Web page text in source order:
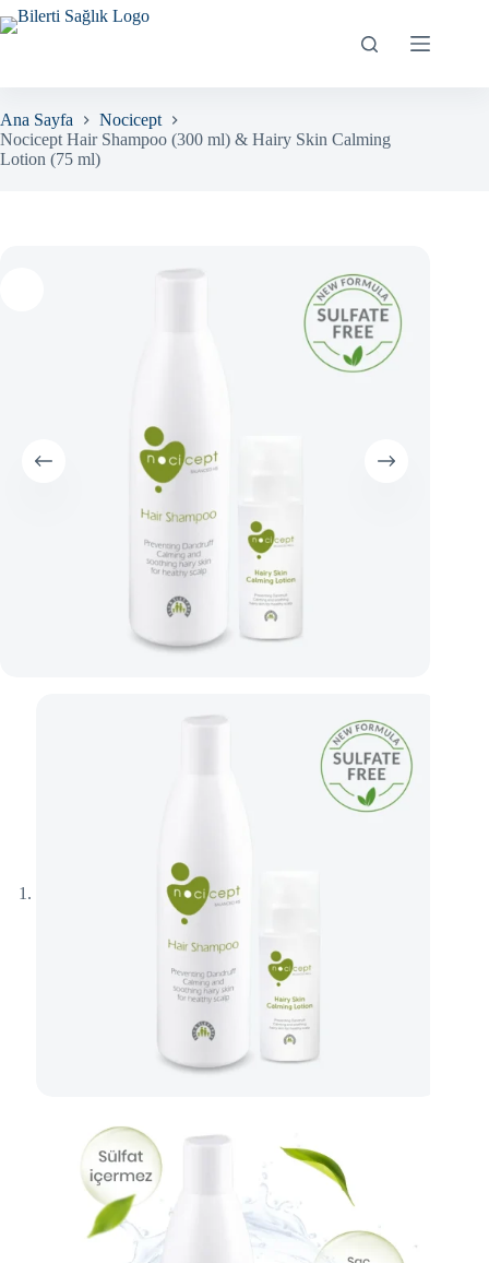
Skip
to
Ana Sayfa
Nocicept
Nocicept Hair Shampoo (300 ml) & Hairy Skin Calming
Lotion (75 ml)